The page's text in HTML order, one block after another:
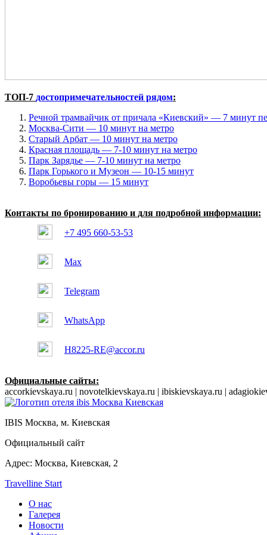
ТОП-7 достопримечательностей рядом:
Речной трамвайчик от причала «Киевский» — 7 минут
Москва-Сити — 10 минут на метро
Старый Арбат — 10 минут на метро
Красная площадь — 7-10 минут на метро
Парк Зарядье — 7-10 минут на метро
Парк Горького и Музеон — 10-15 минут
Воробьевы горы — 15 минут
Контакты по бронированию и для подробной информации:
+7 495 660-53-53
Max
Telegram
WhatsApp
H8225-RE@accor.ru
Официальные сайты:
accorkievskaya.ru | novotelkievskaya.ru | ibiskievskaya.ru |
IBIS Москва, м. Киевская
Официальный сайт
Адрес: Москва, Киевская, 2
Travelline Start
О нас
Галерея
Новости